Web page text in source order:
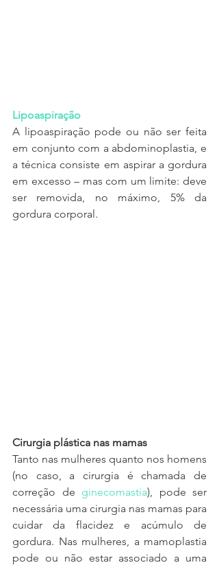
Lipoaspiração
A lipoaspiração pode ou não ser feita
em conjunto com a abdominoplastia, e
a técnica consiste em aspirar a gordura
em excesso – mas com um limite: deve
ser removida, no máximo, 5% da
gordura corporal.
Cirurgia plástica nas mamas
Tanto nas mulheres quanto nos homens
(no caso, a cirurgia é chamada de
correção de ginecomastia), pode ser
necessária uma cirurgia nas mamas para
cuidar da flacidez e acúmulo de
gordura. Nas mulheres, a mamoplastia
pode ou não estar associado a uma